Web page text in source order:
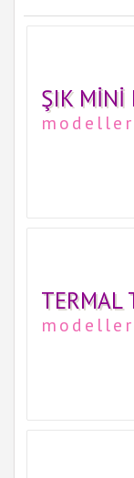
ŞIK MINI
TERMAL